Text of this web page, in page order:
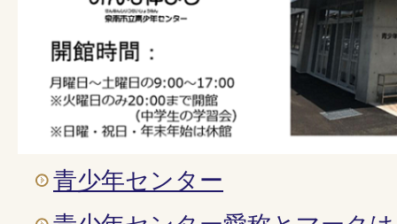
青少年センター